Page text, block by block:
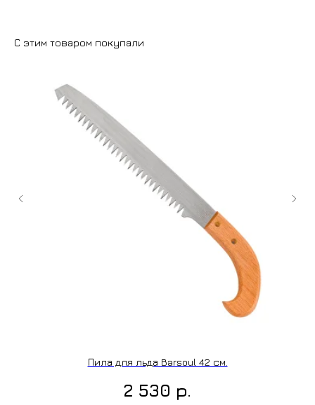
С этим товаром покупали
Пила для льда Barsoul 42 см.
2 530 р.
ИЗГОТОВЛЕНИЕ НА ЗАКАЗ